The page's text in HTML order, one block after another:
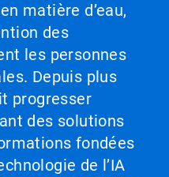
matière d’eau,
des
les personnes
Depuis plus
progresser
des solutions
fondées
de l’IA